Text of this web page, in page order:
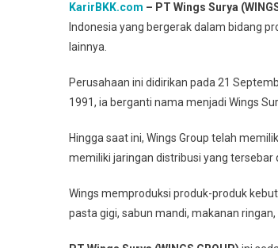
KarirBKK.com – PT Wings Surya
Indonesia yang bergerak dalam bidang
lainnya.
Perusahaan ini didirikan pada 21
1991, ia berganti nama menjadi Wings
Hingga saat ini, Wings Group telah
memiliki jaringan distribusi yang tersebar
Wings memproduksi produk-produk
pasta gigi, sabun mandi, makanan